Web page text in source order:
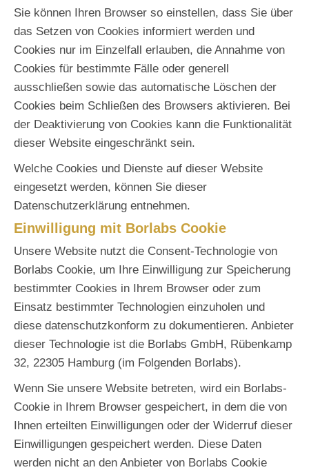
Sie können Ihren Browser so einstellen, dass Sie über
das Setzen von Cookies informiert werden und
Cookies nur im Einzelfall erlauben, die Annahme von
Cookies für bestimmte Fälle oder generell
ausschließen sowie das automatische Löschen der
Cookies beim Schließen des Browsers aktivieren. Bei
der Deaktivierung von Cookies kann die Funktionalität
dieser Website eingeschränkt sein.
Welche Cookies und Dienste auf dieser Website
eingesetzt werden, können Sie dieser
Datenschutzerklärung entnehmen.
Einwilligung mit Borlabs Cookie
Unsere Website nutzt die Consent-Technologie von
Borlabs Cookie, um Ihre Einwilligung zur Speicherung
bestimmter Cookies in Ihrem Browser oder zum
Einsatz bestimmter Technologien einzuholen und
diese datenschutzkonform zu dokumentieren. Anbieter
dieser Technologie ist die Borlabs GmbH, Rübenkamp
32, 22305 Hamburg (im Folgenden Borlabs).
Wenn Sie unsere Website betreten, wird ein Borlabs-
Cookie in Ihrem Browser gespeichert, in dem die von
Ihnen erteilten Einwilligungen oder der Widerruf dieser
Einwilligungen gespeichert werden. Diese Daten
werden nicht an den Anbieter von Borlabs Cookie